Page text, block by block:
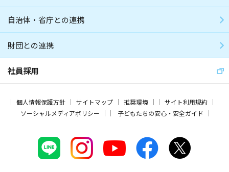
自治体・省庁との連携
財団との連携
社員採用
個人情報保護方針 サイトマップ 推奨環境
サイト利用規約
ソーシャルメディアポリシー
子どもたちの安心・安全ガイド